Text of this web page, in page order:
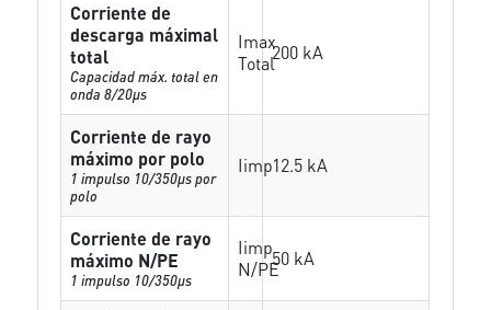
Corriente de
descarga máximal
total
Capacidad máx. total en
onda 8/20µs
Imax
Total200 kA
Corriente de rayo
máximo por polo
1 impulso 10/350µs por
polo
Iimp12.5 kA
Corriente de rayo
máximo N/PE
1 impulso 10/350µs
Iimp
N/PE50 kA